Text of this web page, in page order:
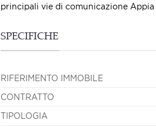
principali vie di comunicazione Appia
SPECIFICHE
RIFERIMENTO IMMOBILE
CONTRATTO
TIPOLOGIA